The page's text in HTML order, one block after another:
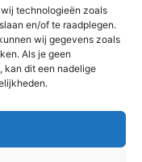
technologieën zoals
en/of te raadplegen.
wij gegevens zoals
Als je geen
kan dit een nadelige